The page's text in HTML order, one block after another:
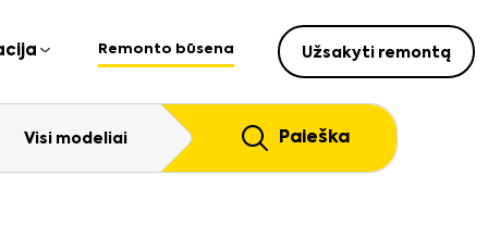
Remonto būsena Užsakyti remontą
Visi modeliai Paieška